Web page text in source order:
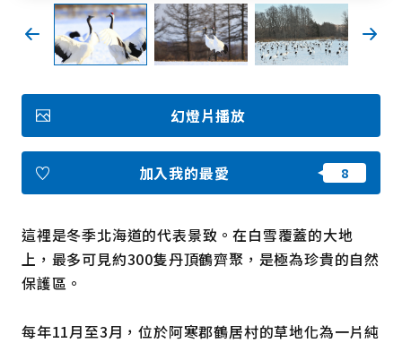
我的最愛
Face
book
Insta
gram
YouT
ube
Insta
gram
Face
book
照片集
影片
觀光手冊
使用條款
隱私權政策摘要
Cookie 政策
語言
這裡是冬季北海道的代表景致。在白雪覆蓋的大地
上，最多可見約300隻丹頂鶴齊聚，是極為珍貴的自然
保護區。
每年11月至3月，位於阿寒郡鶴居村的草地化為一片純
幻燈片播放
加入我的最愛